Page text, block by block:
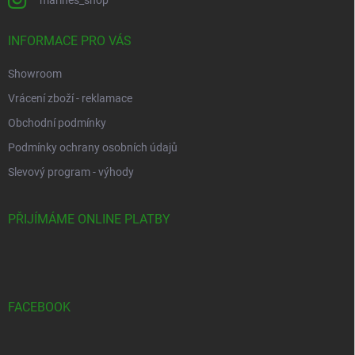
INFORMACE PRO VÁS
Showroom
Vrácení zboží - reklamace
Obchodní podmínky
Podmínky ochrany osobních údajů
Slevový program - výhody
PŘIJÍMÁME ONLINE PLATBY
FACEBOOK